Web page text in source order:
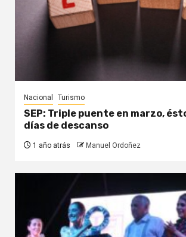
Nacional Turismo
SEP: Triple puente en marzo,
días de descanso
1 año atrás Manuel Ordoñez